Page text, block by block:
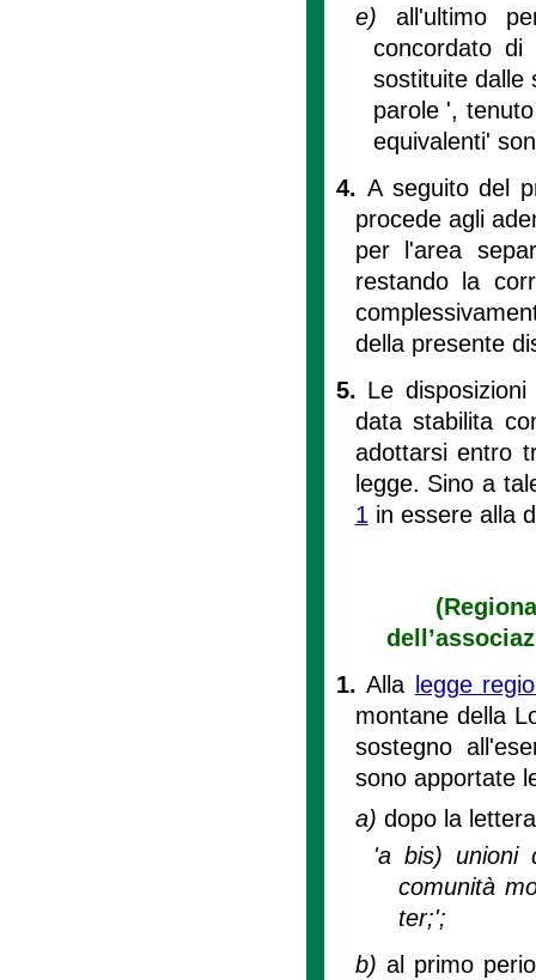
e) all'ultimo
concordato di
sostituite
parole ',
equivalenti'
4. A seguito del
procede agli
per l'area
restando la
della presente
5. Le
data stabilita
adottarsi entro
legge. Sino a
1 in essere alla
1.Alla legge
montane della
sostegno
sono apportate
a) dopo la
'a bis) unioni
comunità
ter;';
b) al primo